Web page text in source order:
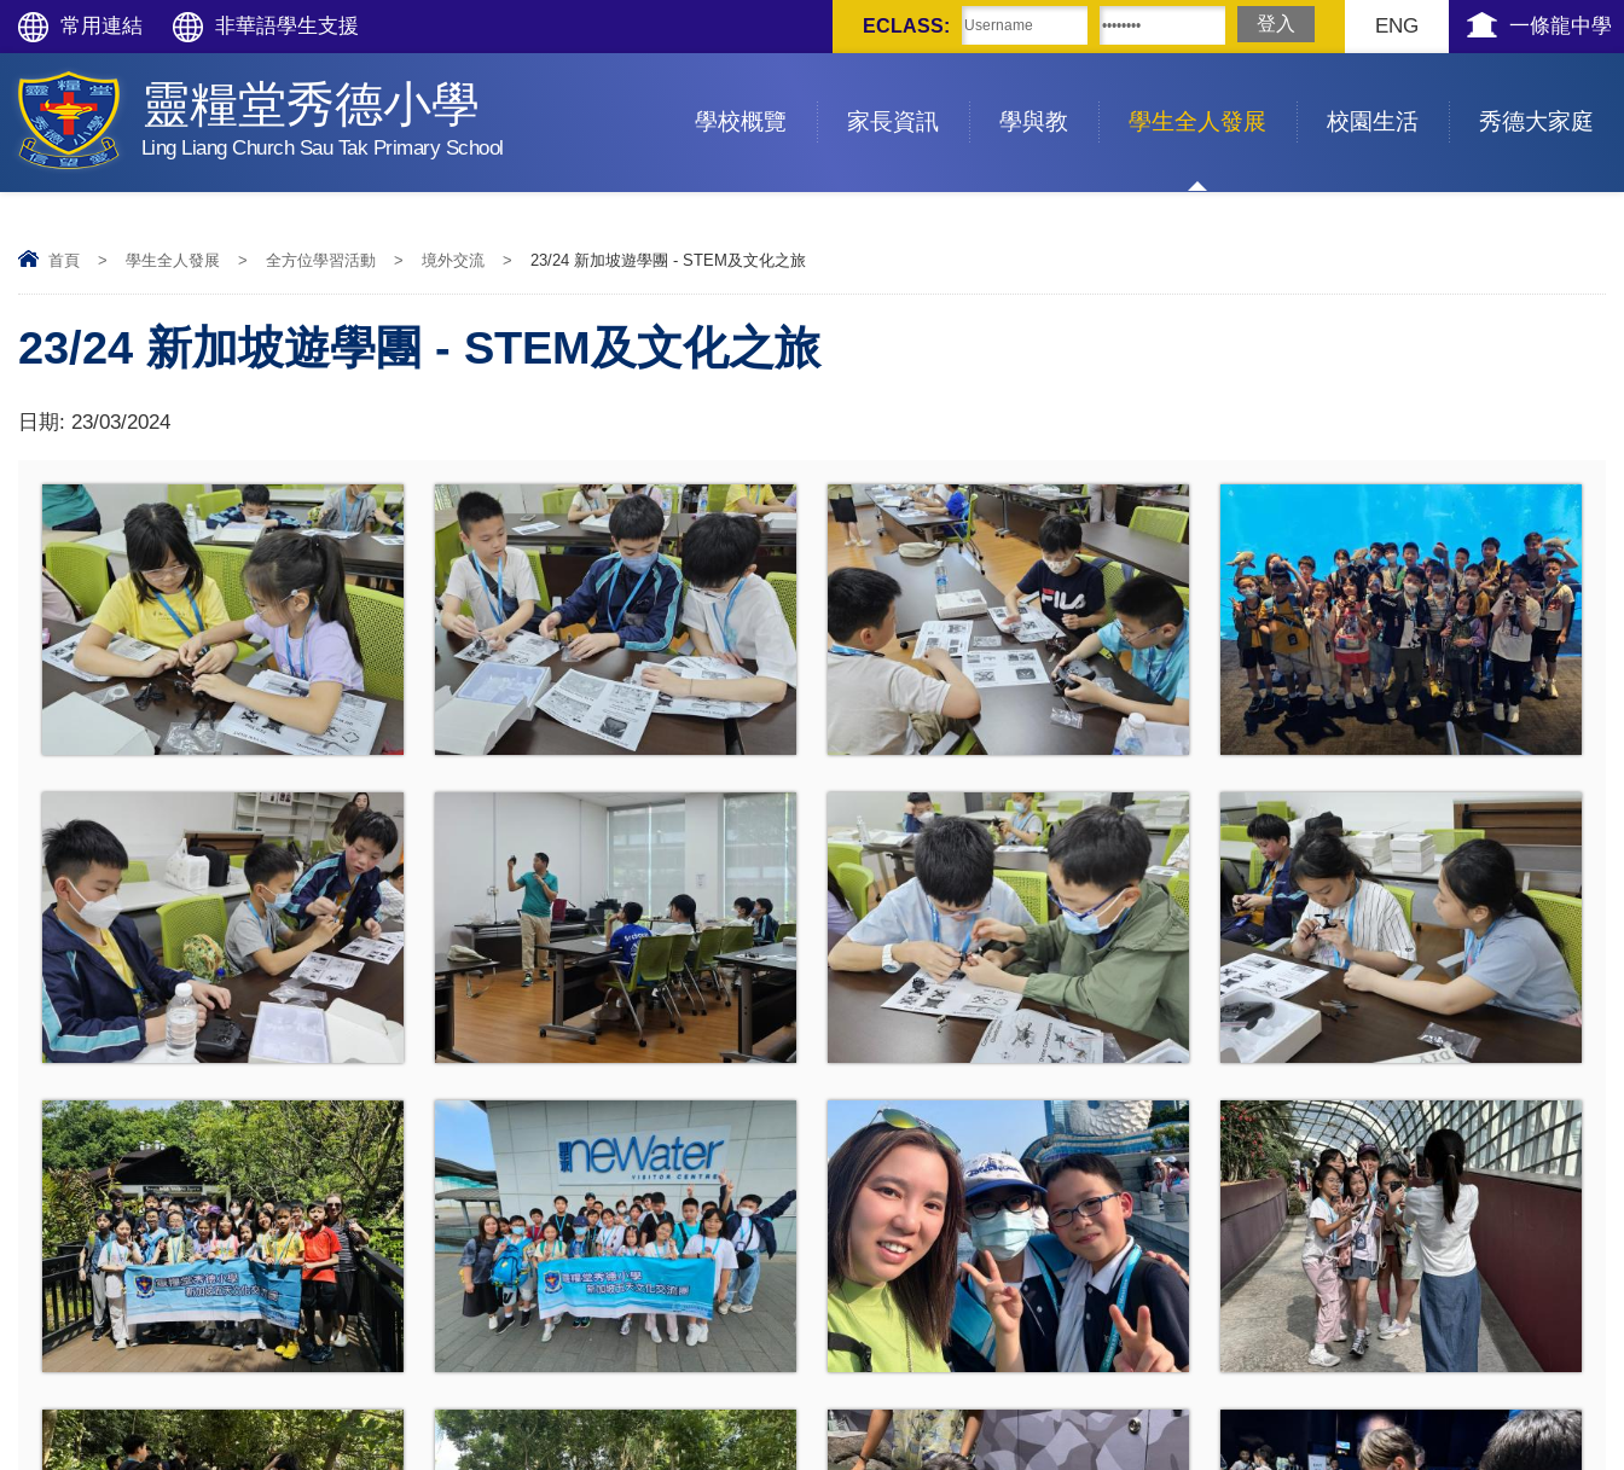
常用連結 非華語學生支援 一條龍中學
ENG
ECLASS:
靈糧堂秀德小學
Ling Liang Church Sau Tak Primary School
學校概覽 家長資訊 學與教 學生全人發展 校園生活 秀德大家庭
首頁 > 學生全人發展 > 全方位學習活動 > 境外交流 > 23/24 新加坡遊學團 - STEM及文化之旅
23/24 新加坡遊學團 - STEM及文化之旅
日期: 23/03/2024